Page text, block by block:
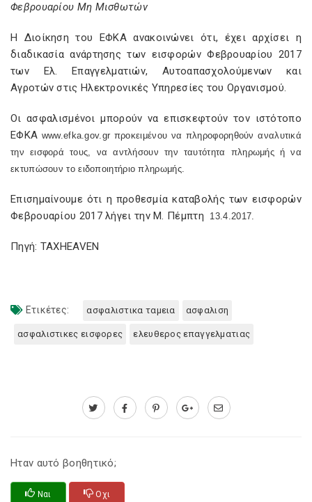
Φεβρουαρίου Μη Μισθωτών
Η Διοίκηση του ΕΦΚΑ ανακοινώνει ότι, έχει αρχίσει η
διαδικασία ανάρτησης των εισφορών Φεβρουαρίου 2017
των Ελ. Επαγγελματιών, Αυτοαπασχολούμενων και
Αγροτών στις Ηλεκτρονικές Υπηρεσίες του Οργανισμού.
Οι ασφαλισμένοι μπορούν να επισκεφτούν τον ιστότοπο
ΕΦΚΑ www.efka.gov.gr προκειμένου να πληροφορηθούν αναλυτικά
την εισφορά τους, να αντλήσουν την ταυτότητα πληρωμής ή να
εκτυπώσουν το ειδοποιητήριο πληρωμής.
Επισημαίνουμε ότι η προθεσμία καταβολής των εισφορών
Φεβρουαρίου 2017 λήγει την Μ. Πέμπτη
13.4.2017.
Πηγή: TAXHEAVEN
Ετικέτες: ασφαλιστικα ταμεια ασφαλιση
ασφαλιστικες εισφορες ελευθερος επαγγελματιας
Ηταν αυτό βοηθητικό;
Ναι Οχι